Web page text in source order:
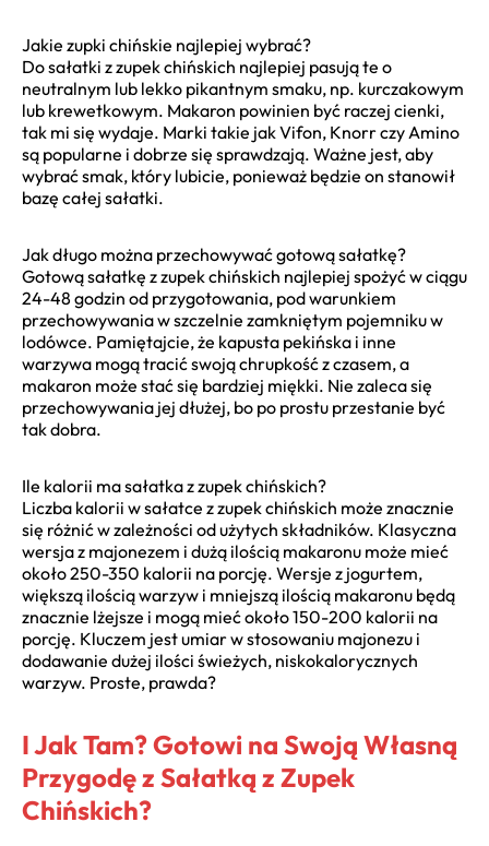
Jakie zupki chińskie najlepiej wybrać?
Do sałatki z zupek chińskich najlepiej pasują te o
neutralnym lub lekko pikantnym smaku, np. kurczakowym
lub krewetkowym. Makaron powinien być raczej cienki,
tak mi się wydaje. Marki takie jak Vifon, Knorr czy Amino
są popularne i dobrze się sprawdzają. Ważne jest, aby
wybrać smak, który lubicie, ponieważ będzie on stanowił
bazę całej sałatki.
Jak długo można przechowywać gotową sałatkę?
Gotową sałatkę z zupek chińskich najlepiej spożyć w ciągu
24-48 godzin od przygotowania, pod warunkiem
przechowywania w szczelnie zamkniętym pojemniku w
lodówce. Pamiętajcie, że kapusta pekińska i inne
warzywa mogą tracić swoją chrupkość z czasem, a
makaron może stać się bardziej miękki. Nie zaleca się
przechowywania jej dłużej, bo po prostu przestanie być
tak dobra.
Ile kalorii ma sałatka z zupek chińskich?
Liczba kalorii w sałatce z zupek chińskich może znacznie
się różnić w zależności od użytych składników. Klasyczna
wersja z majonezem i dużą ilością makaronu może mieć
około 250-350 kalorii na porcję. Wersje z jogurtem,
większą ilością warzyw i mniejszą ilością makaronu będą
znacznie lżejsze i mogą mieć około 150-200 kalorii na
porcję. Kluczem jest umiar w stosowaniu majonezu i
dodawanie dużej ilości świeżych, niskokalorycznych
warzyw. Proste, prawda?
I Jak Tam? Gotowi na Swoją Własną
Przygodę z Sałatką z Zupek
Chińskich?